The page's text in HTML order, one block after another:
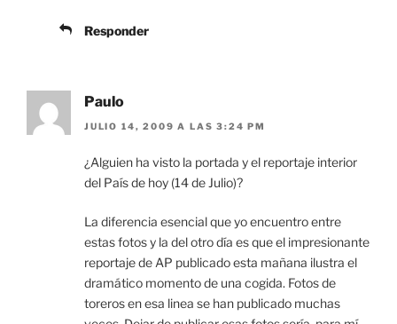
Responder
Paulo
JULIO 14, 2009 A LAS 3:24 PM
¿Alguien ha visto la portada y el reportaje interior
del País de hoy (14 de Julio)?
La diferencia esencial que yo encuentro entre
estas fotos y la del otro día es que el impresionante
reportaje de AP publicado esta mañana ilustra el
dramático momento de una cogida. Fotos de
toreros en esa linea se han publicado muchas